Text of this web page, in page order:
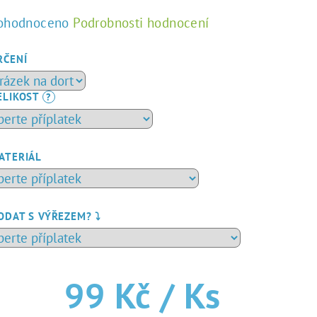
Podrobnosti hodnocení
?
S VÝŘEZEM? ⤵️
99 Kč / Ks